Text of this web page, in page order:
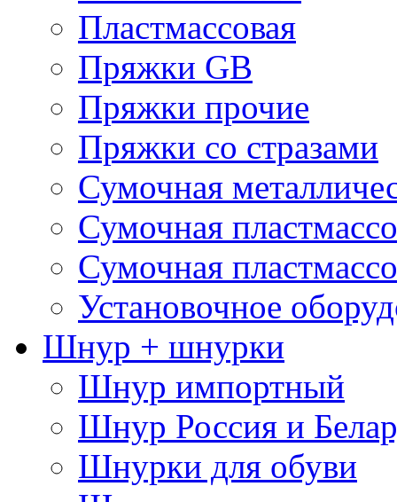
Пластмассовая
Пряжки GB
Пряжки прочие
Пряжки со стразами
Сумочная
Сумочная
Сумочная
Установочное
Шнур + шнурки
Шнур импортный
Шнур Россия и
Шнурки для обуви